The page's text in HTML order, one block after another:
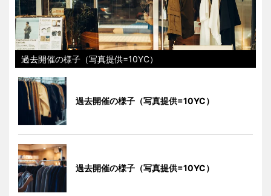
過去開催の様子（写真提供=10YC）
過去開催の様子（写真提供=10YC）
過去開催の様子（写真提供=10YC）